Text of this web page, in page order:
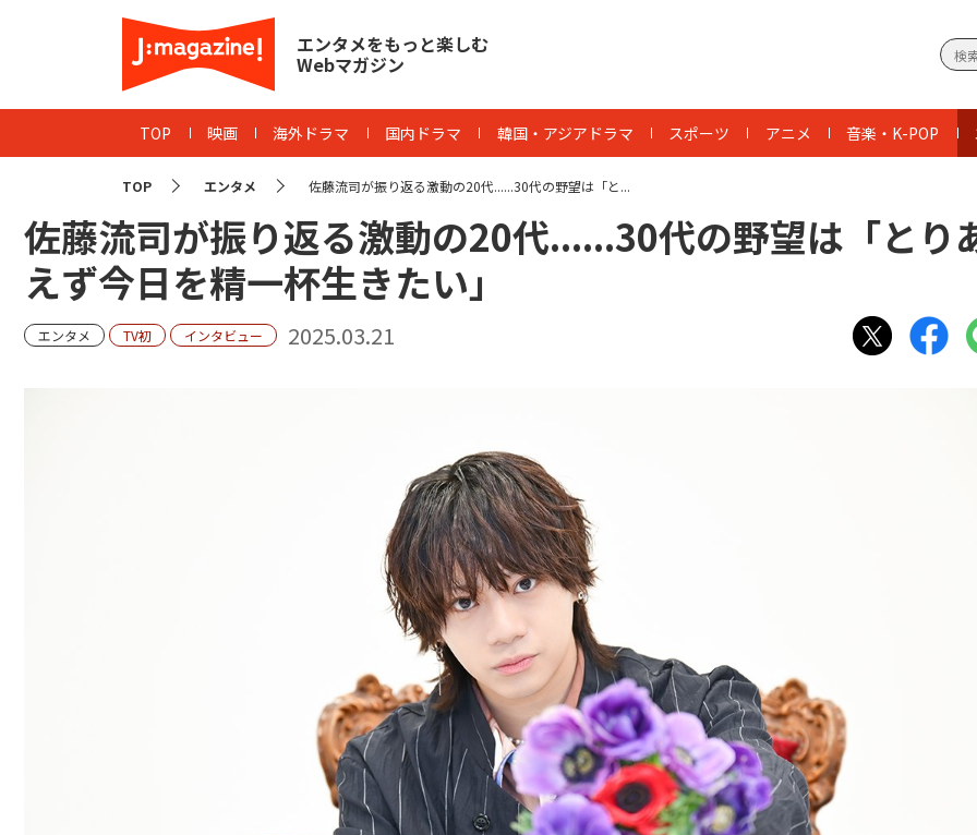
エンタメをもっと楽しむ
Webマガジン
TOP 映画 海外ドラマ 国内ドラマ 韓国・アジアドラマ スポーツ アニメ 音楽・K-POP
TOP エンタメ 佐藤流司が振り返る激動の20代......30代の野望は「と...
佐藤流司が振り返る激動の20代......30代の野望は「とり
えず今日を精一杯生きたい」
エンタメ TV初 インタビュー 2025.03.21